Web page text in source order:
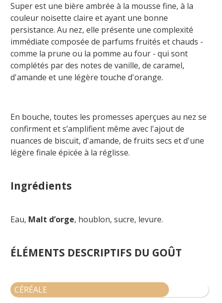
Super est une bière ambrée à la mousse fine, à la
couleur noisette claire et ayant une bonne
persistance. Au nez, elle présente une complexité
immédiate composée de parfums fruités et chauds -
comme la prune ou la pomme au four - qui sont
complétés par des notes de vanille, de caramel,
d'amande et une légère touche d'orange.
En bouche, toutes les promesses aperçues au nez se
confirment et s’amplifient même avec l'ajout de
nuances de biscuit, d'amande, de fruits secs et d'une
légère finale épicée à la réglisse.
Ingrédients
Eau, Malt d’orge, houblon, sucre, levure.
ÉLÉMENTS DESCRIPTIFS DU GOÛT
CÉRÉALE